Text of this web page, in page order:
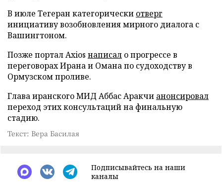
В июле Тегеран категорически отверг
инициативу возобновления мирного диалога с
Вашингтоном.
Позже портал Axios написал о прогрессе в
переговорах Ирана и Омана по судоходству в
Ормузском проливе.
Глава иранского МИД Аббас Аракчи анонсировал
переход этих консультаций на финальную
стадию.
Текст: Вера Басилая
Подписывайтесь на наши
каналы